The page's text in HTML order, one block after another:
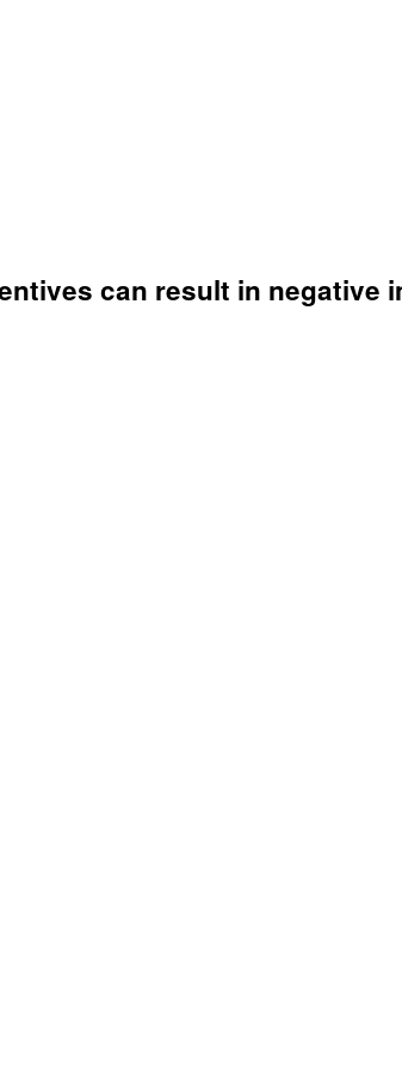
can result in negative